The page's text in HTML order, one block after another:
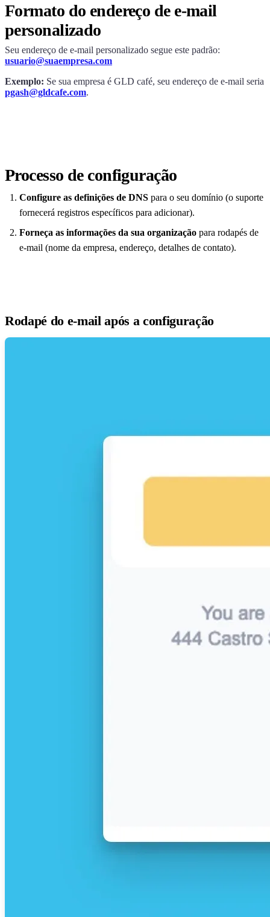
Formato do endereço de e-mail
personalizado
Seu endereço de e-mail personalizado segue este padrão:
usuario@suaempresa.com
Exemplo: Se sua empresa é GLD café, seu endereço de e-mail seria
pgash@gldcafe.com.
Processo de configuração
Configure as definições de DNS para o seu domínio (o suporte
fornecerá registros específicos para adicionar).
Forneça as informações da sua organização para rodapés de
e-mail (nome da empresa, endereço, detalhes de contato).
Rodapé do e-mail após a configuração